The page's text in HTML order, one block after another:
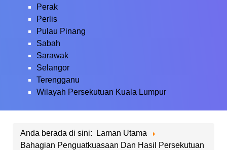
Perak
Perlis
Pulau Pinang
Sabah
Sarawak
Selangor
Terengganu
Wilayah Persekutuan Kuala Lumpur
Anda berada di sini:
Laman Utama
Bahagian Penguatkuasaan Dan Hasil Persekutuan